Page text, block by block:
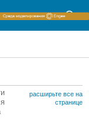
расширьте все на
странице